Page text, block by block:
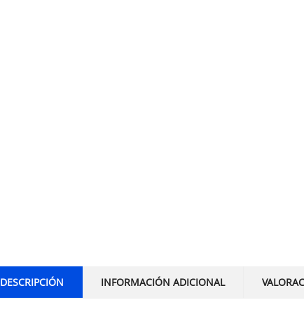
DESCRIPCIÓN INFORMACIÓN ADICIONAL